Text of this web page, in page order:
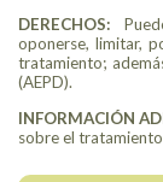
DERECHOS:
oponerse, limitar,
tratamiento;
(AEPD).
INFORMACIÓN
sobre el